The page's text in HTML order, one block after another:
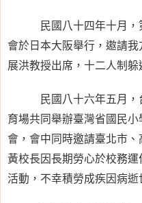
民國八十四年十月
會於日本大阪舉行，遨請
展洪教授出席，十二人制
民國八十六年五月
育場共同舉辦臺灣省國民
會，會中同時邀請臺北市
黃校長因長期勞心於校務
活動，不幸積勞成疾因病逝